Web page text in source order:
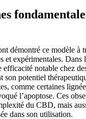
démontré ce modèle à
et expérimentales. Dans
notable chez
son potentiel
comme certaines
l’apoptose. Ces
du CBD, mais
dans son utilisation.